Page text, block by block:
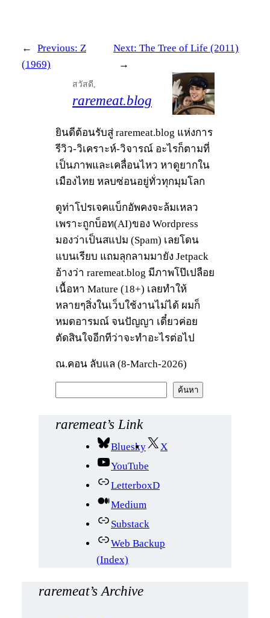
← Previous: Z
(1969)
Next: The Tree of Life (2011)
→
สวัสดี,
raremeat.blog
ยินดีต้อนรับสู่ raremeat.blog แห่งการ
รีวิว-วิเคราะห์-วิจารณ์ อะไรก็ตามที่
เป็นภาพและเคลื่อนไหว หาดูยากใน
เมืองไทย หลบซ่อนอยู่ทั่วทุกมุมโลก
ดูท่าโปรเจคแบ็กอัพคงจะล้มเหลว
เพราะถูกบ็อท(AI)ของ Wordpress
มองว่าเป็นสแปม (Spam) เลยโดน
แบนเรียบ แถมลุกลามมายัง Jetpack
อ้างว่า raremeat.blog มีภาพโป๊เปลือย
เนื้อหา Mature (18+) เลยทำให้
หลายๆสิ่งในเว็บใช้งานไม่ได้ ผมก็
หมดอารมณ์ จนปัญญา เดี๋ยวค่อย
ตัดสินใจอีกทีว่าจะทำอะไรต่อไป
ณ.คอน ลับแล (8-March-2026)
ห
ค้นหา
raremeat’s Link
Bluesky
X
YouTube
LetterboxD
Medium
Substack
Web Backup
(Index)
raremeat’s Archive